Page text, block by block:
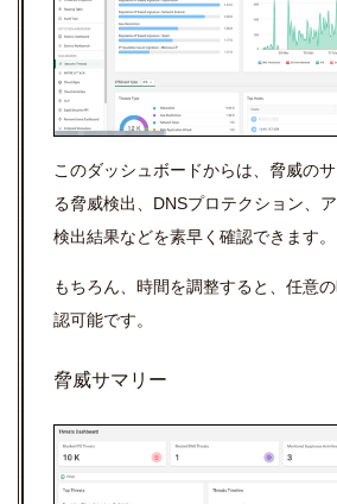
このダッシュボードからは、脅威の
る脅威検出、DNSプロテクション、
検出結果などを素早く確認できます。
もちろん、時間を調整すると、任意
認可能です。
脅威サマリー